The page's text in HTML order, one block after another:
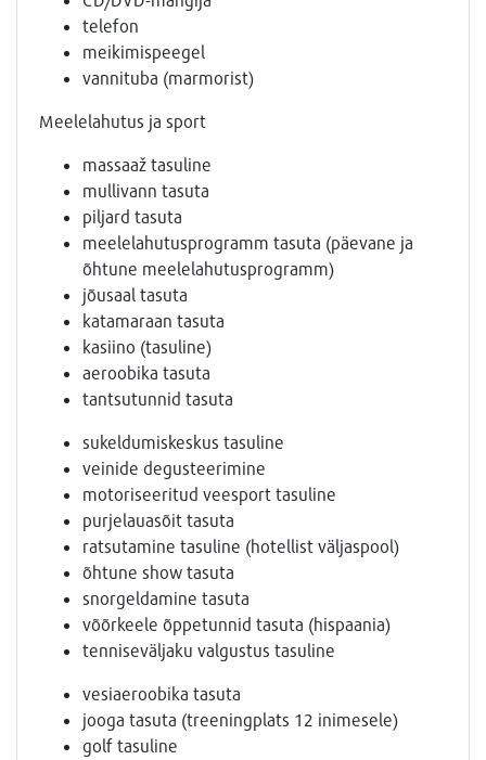
telefon
meikimispeegel
vannituba (marmorist)
Meelelahutus ja sport
massaaž tasuline
mullivann tasuta
piljard tasuta
meelelahutusprogramm tasuta (päevane ja
õhtune meelelahutusprogramm)
jõusaal tasuta
katamaraan tasuta
kasiino (tasuline)
aeroobika tasuta
tantsutunnid tasuta
sukeldumiskeskus tasuline
veinide degusteerimine
motoriseeritud veesport tasuline
purjelauasõit tasuta
ratsutamine tasuline (hotellist väljaspool)
õhtune show tasuta
snorgeldamine tasuta
võõrkeele õppetunnid tasuta (hispaania)
tenniseväljaku valgustus tasuline
vesiaeroobika tasuta
jooga tasuta (treeningplats 12 inimesele)
golf tasuline